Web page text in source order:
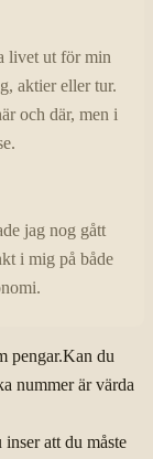
livet ut för min
aktier eller tur.
och där, men i
jag nog gått
i mig på både
pengar.Kan du
nummer är värda
att du måste